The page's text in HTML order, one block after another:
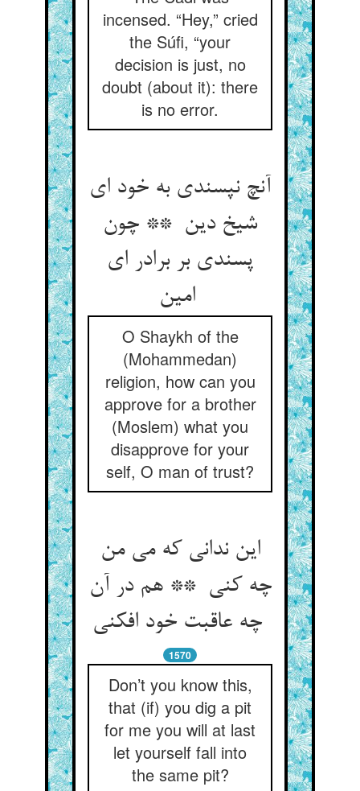
incensed. “Hey,” cried
the Súfi, “your
decision is just, no
doubt (about it): there
is no error.
آنچ نپسندی به خود ای
شیخ دین ** چون
پسندی بر برادر ای
امین
O Shaykh of the
(Mohammedan)
religion, how can you
approve for a brother
(Moslem) what you
disapprove for your
self, O man of trust?
این ندانی که می من
چه کنی ** هم در آن
چه عاقبت خود افکنی
1570
Don’t you know this,
that (if) you dig a pit
for me you will at last
let yourself fall into
the same pit?